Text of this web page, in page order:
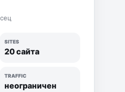
SITES
20 сайта
TRAFFIC
неограничен